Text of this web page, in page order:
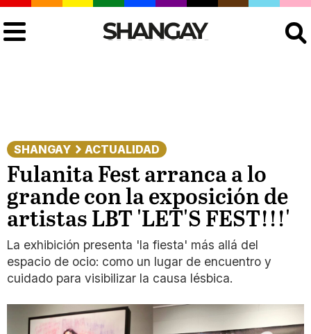
SHANGAY ACTUALIDAD
Fulanita Fest arranca a lo
grande con la exposición de
artistas LBT 'LET'S FEST!!!'
La exhibición presenta 'la fiesta' más allá del
espacio de ocio: como un lugar de encuentro y
cuidado para visibilizar la causa lésbica.